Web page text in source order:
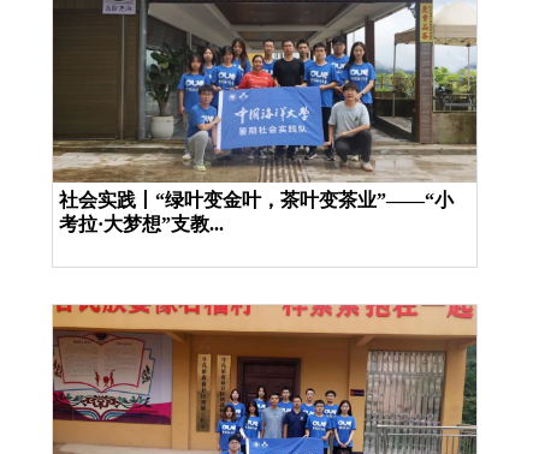
社会实践丨“绿叶变金叶，茶叶变茶业”——“小
考拉·大梦想”支教...